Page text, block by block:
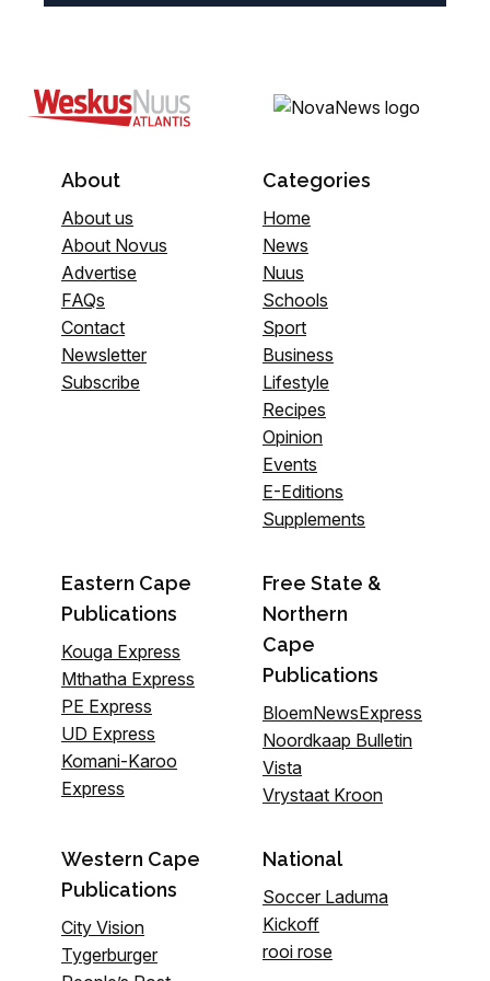
About
About us
About Novus
Advertise
FAQs
Contact
Newsletter
Subscribe
Categories
Home
News
Nuus
Schools
Sport
Business
Lifestyle
Recipes
Opinion
Events
E-Editions
Supplements
Eastern Cape
Publications
Kouga Express
Mthatha Express
PE Express
UD Express
Komani-Karoo
Express
Free State &
Northern
Cape
Publications
BloemNewsExpress
Noordkaap Bulletin
Vista
Vrystaat Kroon
Western Cape
Publications
City Vision
Tygerburger
National
Soccer Laduma
Kickoff
rooi rose